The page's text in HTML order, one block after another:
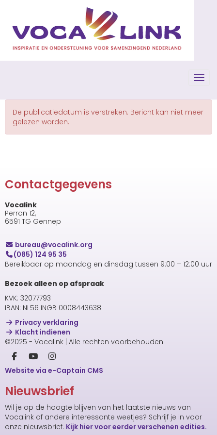
De publicatiedatum is verstreken. Bericht kan niet meer
gelezen worden.
Contactgegevens
Vocalink
Perron 12,
6591 TG Gennep
uaerub@vocalink.org
(085) 124 95 35
Bereikbaar op maandag en dinsdag tussen 9:00 – 12:00 uur
Bezoek alleen op afspraak
KVK: 32077793
IBAN: NL56 INGB 0008443638
Privacy verklaring
Klacht indienen
©2025 - Vocalink | Alle rechten voorbehouden
Website via e-Captain CMS
Nieuwsbrief
Wil je op de hoogte blijven van het laatste nieuws van
Vocalink of andere interessante weetjes? Schrijf je in voor
onze nieuwsbrief. Kijk hier voor eerder verschenen edities.